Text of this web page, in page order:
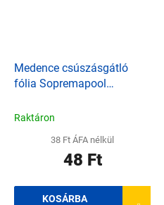
Medence csúszásgátló
fólia Sopremapool
Raktáron
38 Ft ÁFA nélkül
48 Ft
KOSÁRBA